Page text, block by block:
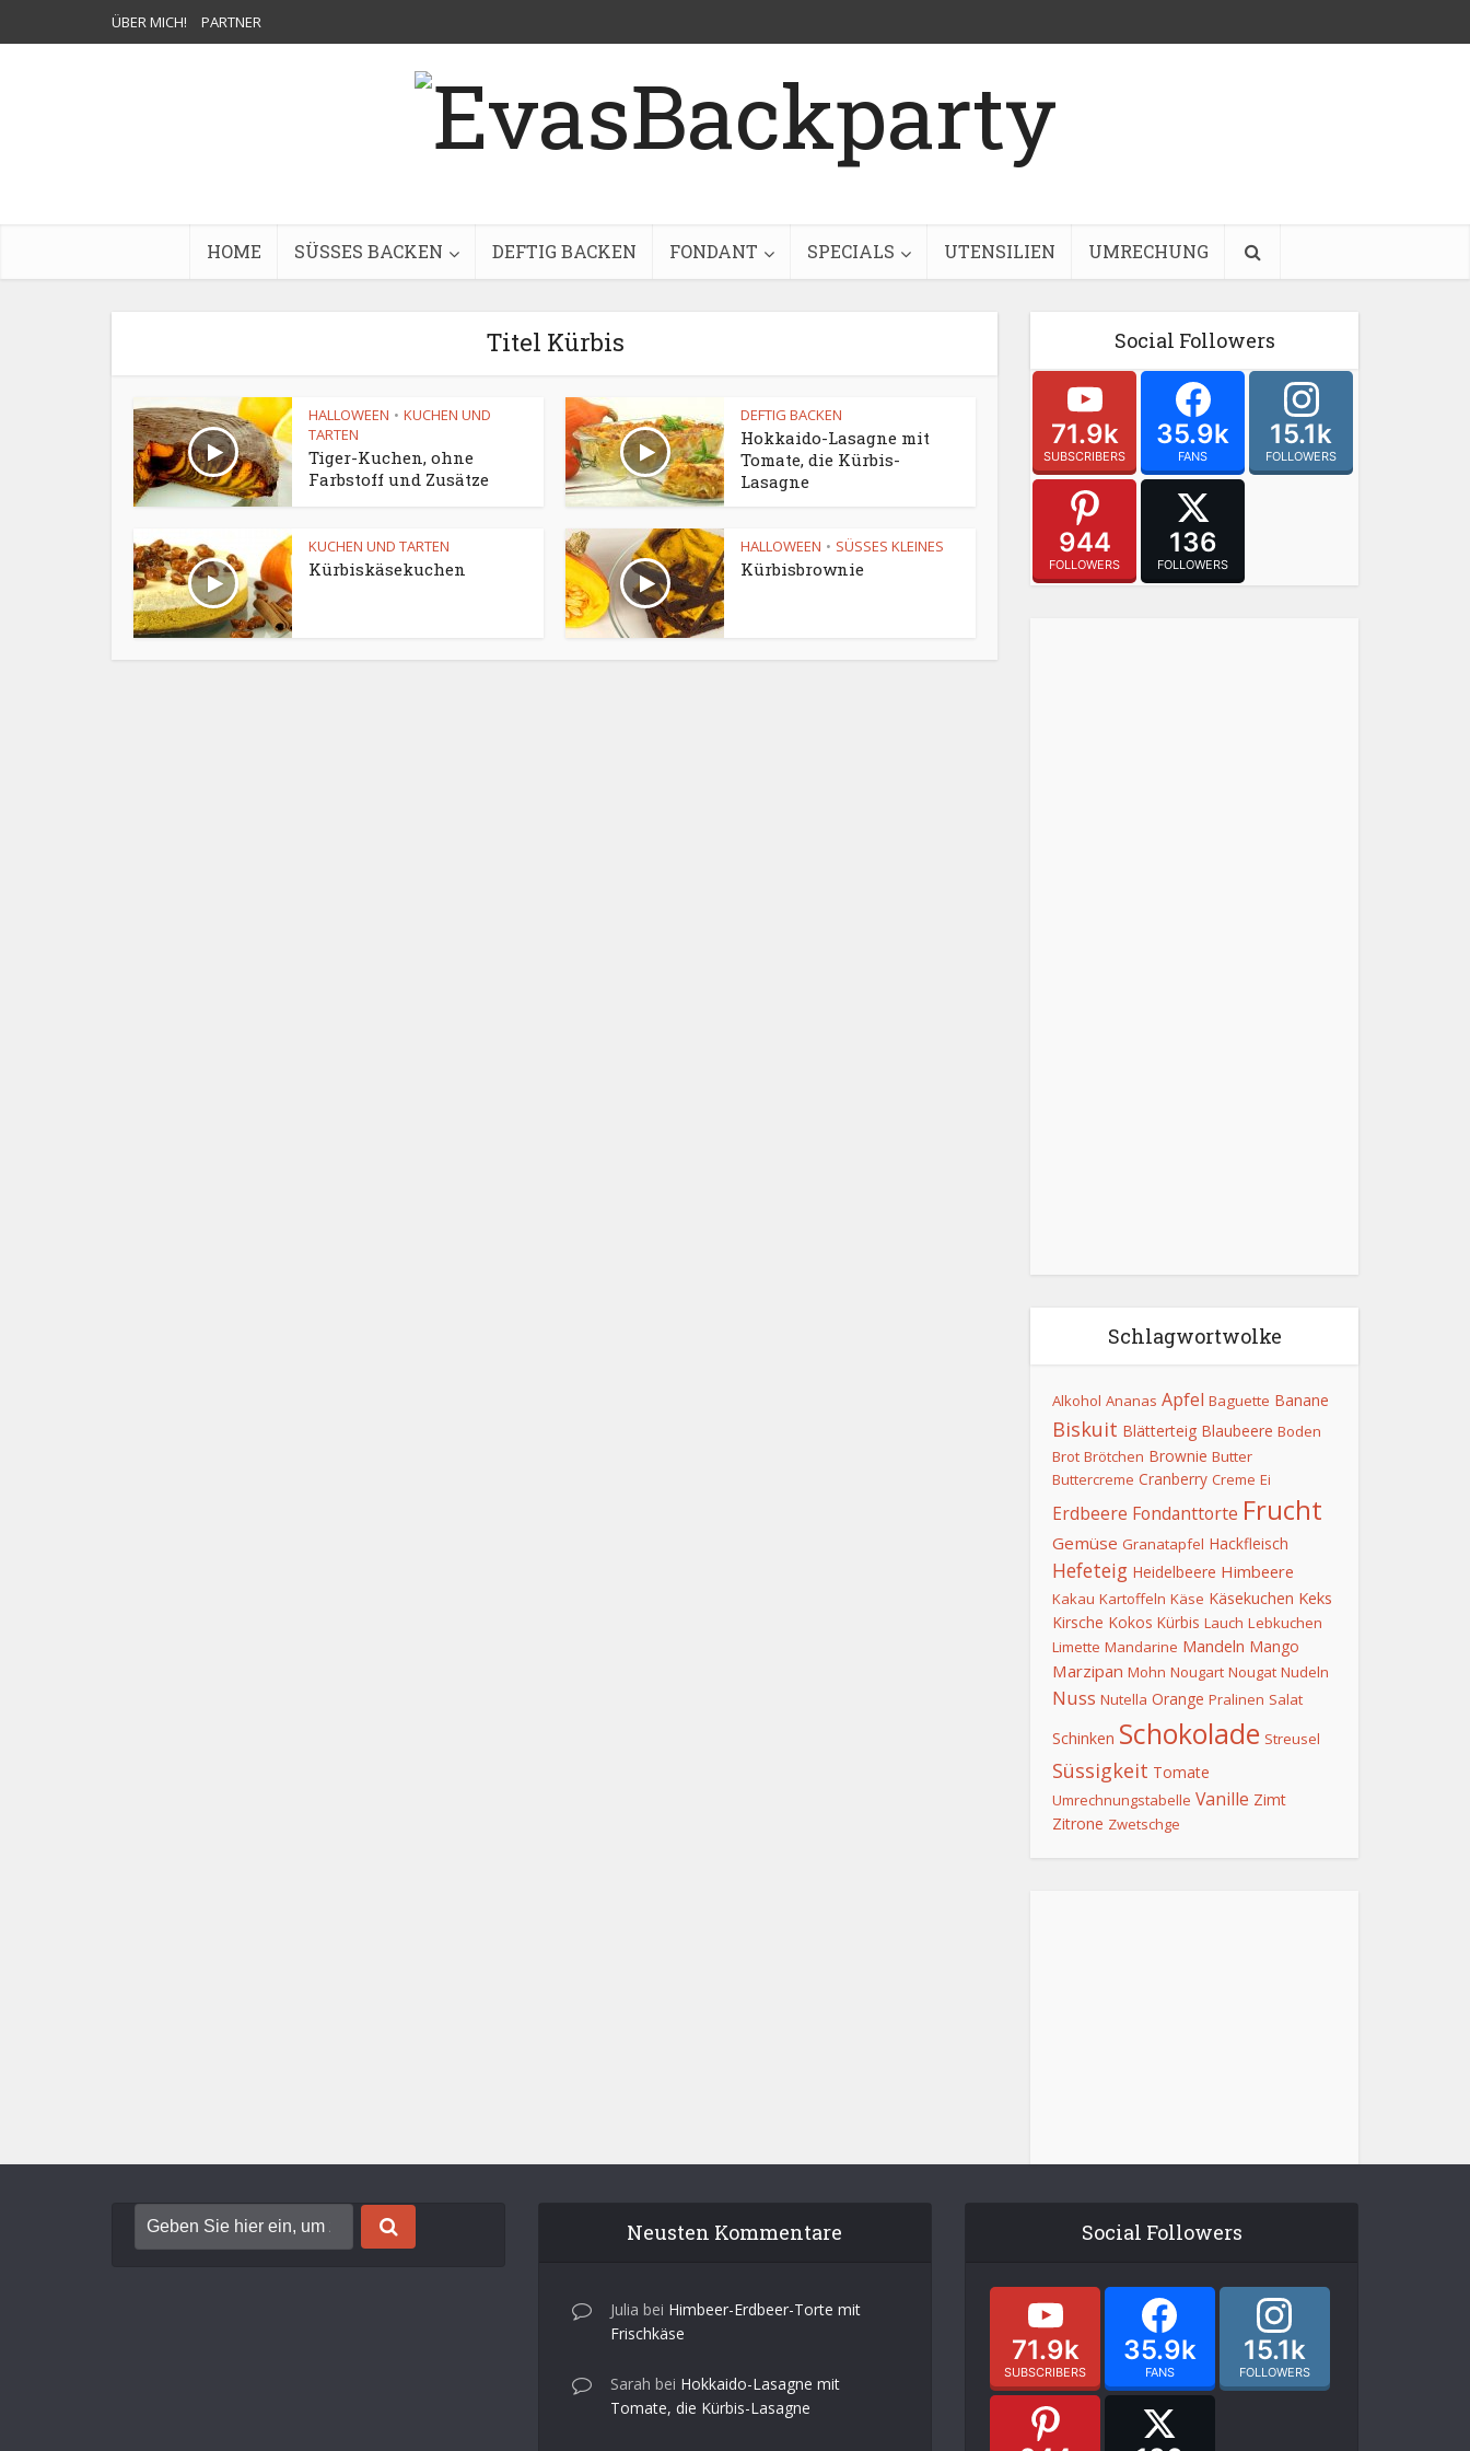
ÜBER MICH! PARTNER
HOME SÜSSES BACKEN DEFTIG BACKEN FONDANT SPECIALS UTENSILIEN UMRECHUNG
Titel Kürbis
HALLOWEEN • KUCHEN UND
TARTEN
Tiger-Kuchen, ohne
Farbstoff und Zusätze
DEFTIG BACKEN
Hokkaido-Lasagne mit
Tomate, die Kürbis-
Lasagne
KUCHEN UND TARTEN
Kürbiskäsekuchen
HALLOWEEN • SÜSSES KLEINES
Kürbisbrownie
Social Followers
71.9k
SUBSCRIBERS
35.9k
FANS
15.1k
FOLLOWERS
944
FOLLOWERS
136
FOLLOWERS
Schlagwortwolke
Alkohol Ananas Apfel Baguette Banane
Biskuit Blätterteig Blaubeere Boden
Brot Brötchen Brownie Butter
Buttercreme Cranberry Creme Ei
Erdbeere Fondanttorte Frucht
Gemüse Granatapfel Hackfleisch
Hefeteig Heidelbeere Himbeere
Kakau Kartoffeln Käse Käsekuchen Keks
Kirsche Kokos Kürbis Lauch Lebkuchen
Limette Mandarine Mandeln Mango
Marzipan Mohn Nougart Nougat Nudeln
Nuss Nutella Orange Pralinen Salat
Schinken Schokolade Streusel
Süssigkeit Tomate
Umrechnungstabelle Vanille Zimt
Zitrone Zwetschge
Neusten Kommentare
Julia bei Himbeer-Erdbeer-Torte mit
Frischkäse
Sarah bei Hokkaido-Lasagne mit
Tomate, die Kürbis-Lasagne
Social Followers
71.9k
SUBSCRIBERS
35.9k
FANS
15.1k
FOLLOWERS